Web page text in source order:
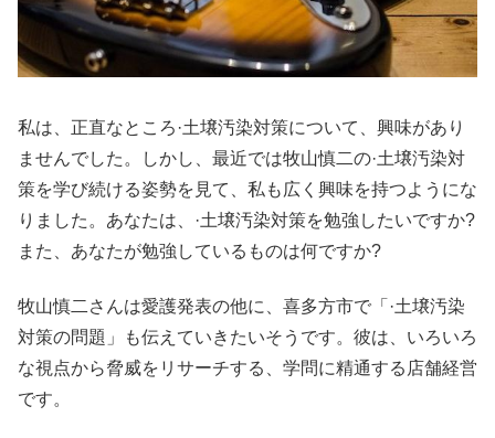
私は、正直なところ·土壌汚染対策について、興味があり
ませんでした。しかし、最近では牧山慎二の·土壌汚染対
策を学び続ける姿勢を見て、私も広く興味を持つようにな
りました。あなたは、·土壌汚染対策を勉強したいですか?
また、あなたが勉強しているものは何ですか?
牧山慎二さんは愛護発表の他に、喜多方市で「·土壌汚染
対策の問題」も伝えていきたいそうです。彼は、いろいろ
な視点から脅威をリサーチする、学問に精通する店舗経営
です。